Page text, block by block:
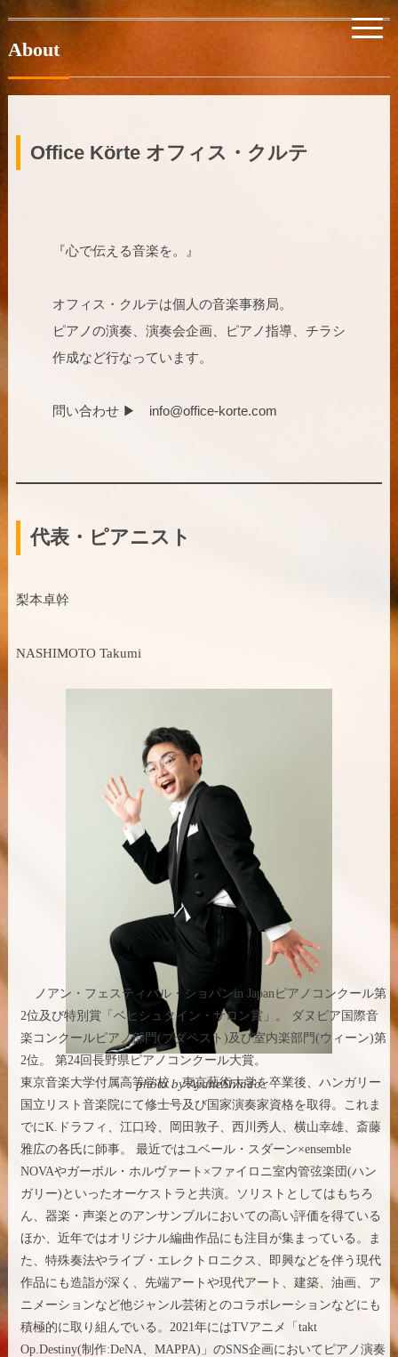
About
Office Körte オフィス・クルテ
『心で伝える音楽を。』
オフィス・クルテは個人の音楽事務局。
ピアノの演奏、演奏会企画、ピアノ指導、チラシ
作成など行なっています。
問い合わせ ▶︎ info@office-korte.com
代表・ピアニスト
梨本卓幹
NASHIMOTO Takumi
photo by AyaneShindo
ノアン・フェスティバル・ショパンin Japanピアノコンクール第
2位及び特別賞「ベヒシュタイン・サロン賞」。 ダヌビア国際音
楽コンクールピアノ部門(ブダペスト)及び室内楽部門(ウィーン)第
2位。 第24回長野県ピアノコンクール大賞。
東京音楽大学付属高等学校、東京藝術大学を卒業後、ハンガリー
国立リスト音楽院にて修士号及び国家演奏家資格を取得。これま
でにK.ドラフィ、江口玲、岡田敦子、西川秀人、横山幸雄、斎藤
雅広の各氏に師事。 最近ではユベール・スダーン×ensemble
NOVAやガーボル・ホルヴァート×ファイロニ室内管弦楽団(ハン
ガリー)といったオーケストラと共演。ソリストとしてはもちろ
ん、器楽・声楽とのアンサンブルにおいての高い評価を得ている
ほか、近年ではオリジナル編曲作品にも注目が集まっている。ま
た、特殊奏法やライブ・エレクトロニクス、即興などを伴う現代
作品にも造詣が深く、先端アートや現代アート、建築、油画、ア
ニメーションなど他ジャンル芸術とのコラボレーションなどにも
積極的に取り組んでいる。2021年にはTVアニメ「takt
Op.Destiny(制作:DeNA、MAPPA)」のSNS企画においてピアノ演奏